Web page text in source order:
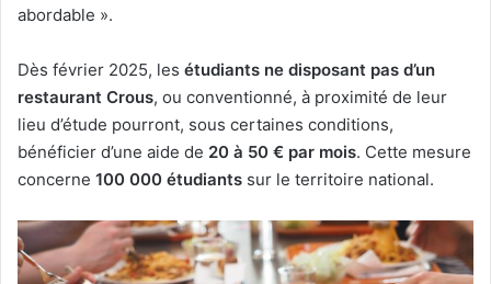
abordable ».
Dès février 2025, les étudiants ne disposant pas d’un
restaurant Crous, ou conventionné, à proximité de leur
lieu d’étude pourront, sous certaines conditions,
bénéficier d’une aide de 20 à 50 € par mois. Cette mesure
concerne 100 000 étudiants sur le territoire national.